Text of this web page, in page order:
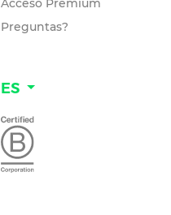
Acceso Premium
Preguntas?
ES